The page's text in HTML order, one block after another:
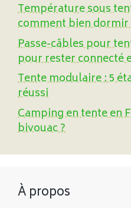
Température sous
comment bien dormir
Passe-câbles pour
pour rester connecté
Tente modulaire : 5
réussi
Camping en tente en
bivouac ?
À propos